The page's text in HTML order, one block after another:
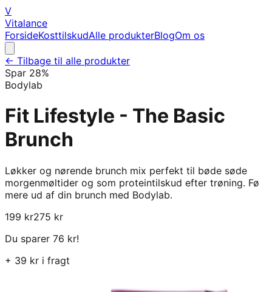
V
Vitalance
ForsideKosttilskudAlle produkterBlogOm os
← Tilbage til alle produkter
Spar 28%
Bodylab
Fit Lifestyle - The Basic
Brunch
Løkker og nørende brunch mix perfekt til bøde søde
morgenmøltider og som proteintilskud efter trøning. Fø
mere ud af din brunch med Bodylab.
199 kr275 kr
Du sparer 76 kr!
+ 39 kr i fragt